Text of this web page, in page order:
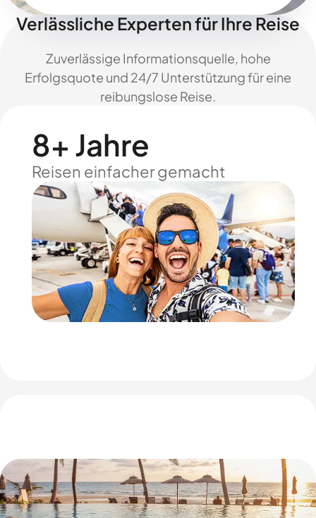
Verlässliche Experten für Ihre Reise
Zuverlässige Informationsquelle, hohe
Erfolgsquote und 24/7 Unterstützung für eine
reibungslose Reise.
8+ Jahre
Reisen einfacher gemacht